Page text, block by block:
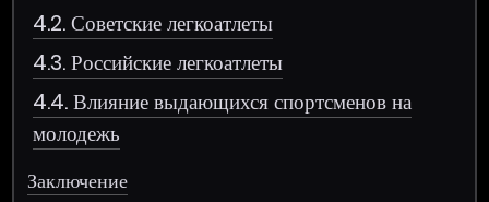
4.2. Советские легкоатлеты
4.3. Российские легкоатлеты
4.4. Влияние выдающихся спортсменов на
молодежь
Заключение